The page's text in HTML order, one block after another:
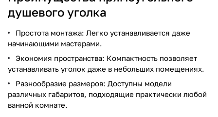
душевого уголка
Простота монтажа: Легко устанавливается даже
начинающими мастерами.
Экономия пространства: Компактность позволяет
устанавливать уголок даже в небольших помещениях.
Разнообразие размеров: Доступны модели
различных габаритов, подходящие практически любой
ванной комнате.